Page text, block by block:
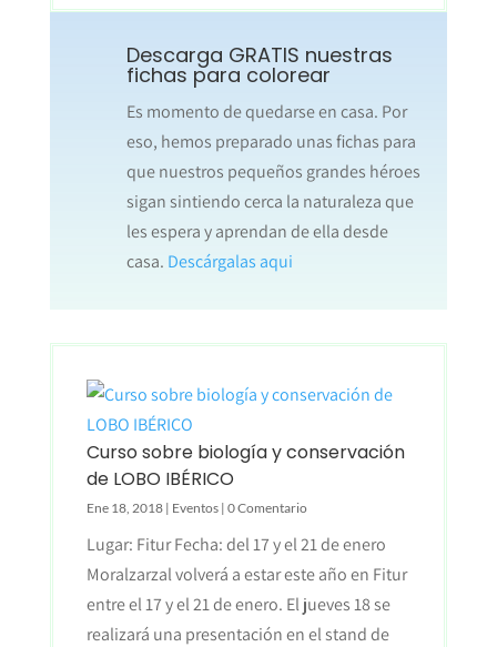
Descarga GRATIS nuestras
fichas para colorear
Es momento de quedarse en casa. Por
eso, hemos preparado unas fichas para
que nuestros pequeños grandes héroes
sigan sintiendo cerca la naturaleza que
les espera y aprendan de ella desde
casa. Descárgalas aqui
Curso sobre biología y conservación
de LOBO IBÉRICO
Ene 18, 2018| Eventos| 0 Comentario
Lugar: Fitur Fecha: del 17 y el 21 de enero
Moralzarzal volverá a estar este año en Fitur
entre el 17 y el 21 de enero. El jueves 18 se
realizará una presentación en el stand de